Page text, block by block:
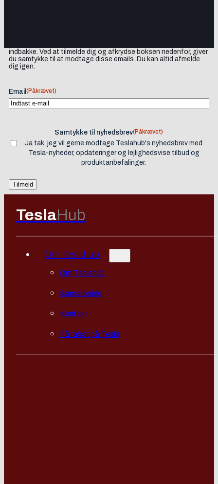
indbakke. Ved at tilmelde dig og afkrydse boksen nedenfor, giver
du samtykke til at modtage disse emails. Du kan altid afmelde
dig igen.
Email (Påkrævet)
Samtykke til nyhedsbrev(Påkrævet)
Ja tak, jeg vil gerne modtage Teslahub's nyhedsbrev med
Tesla-nyheder, opdateringer og lejlighedsvise tilbud og
produktanbefalinger.
TeslaHub
Om Teslahub
Om Teslahub
Samarbejde
Kontakt
Få rabat på Tesla